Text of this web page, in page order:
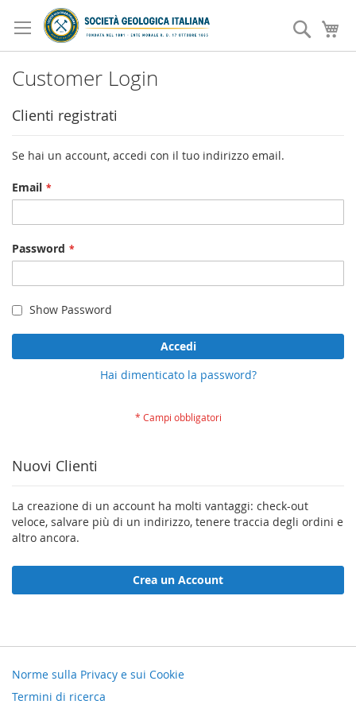
al
contenuto
Search
Customer Login
Clienti registrati
Se hai un account, accedi con il tuo indirizzo email.
Email
Password
Show Password
Accedi
Hai dimenticato la password?
Nuovi Clienti
La creazione di un account ha molti vantaggi: check-out
veloce, salvare più di un indirizzo, tenere traccia degli ordini e
altro ancora.
Crea un Account
Norme sulla Privacy e sui Cookie
Termini di ricerca